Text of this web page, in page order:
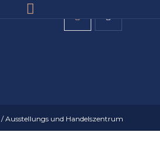
/Ausstellungs und Handelszentrum